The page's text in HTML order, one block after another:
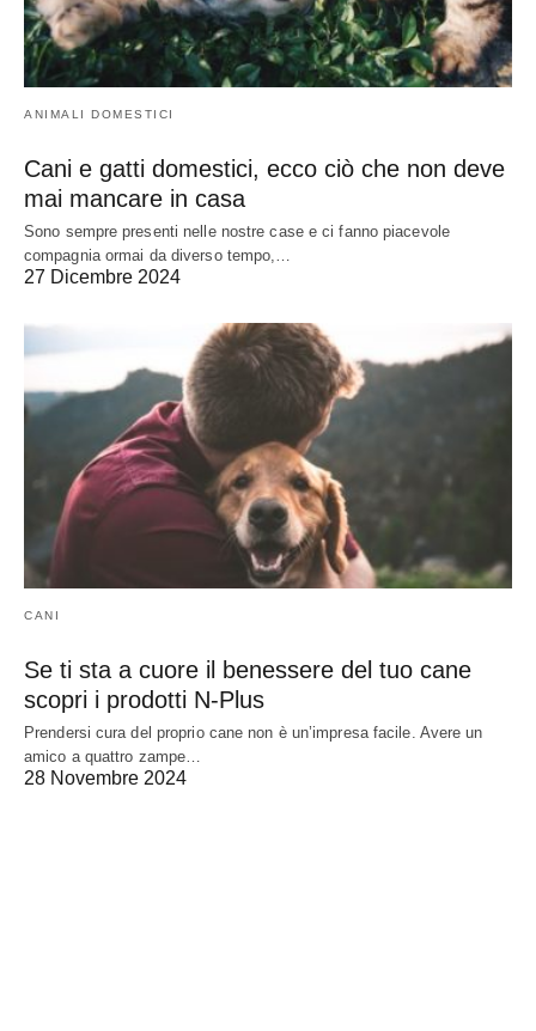
ANIMALI DOMESTICI
Cani e gatti domestici, ecco ciò che non deve
mai mancare in casa
Sono sempre presenti nelle nostre case e ci fanno piacevole
compagnia ormai da diverso tempo,…
27 Dicembre 2024
CANI
Se ti sta a cuore il benessere del tuo cane
scopri i prodotti N-Plus
Prendersi cura del proprio cane non è un’impresa facile. Avere un
amico a quattro zampe…
28 Novembre 2024